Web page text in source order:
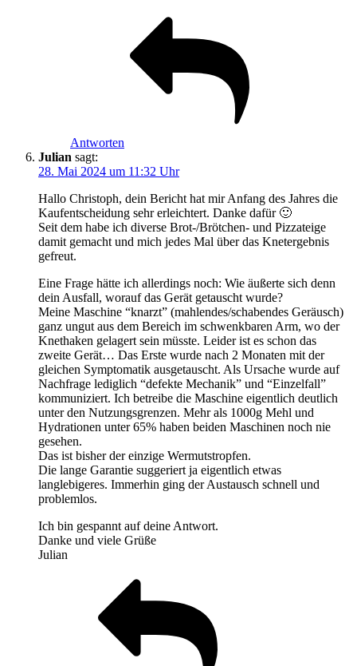
Antworten
Julian sagt:
28. Mai 2024 um 11:32 Uhr
Hallo Christoph, dein Bericht hat mir Anfang des Jahres die
Kaufentscheidung sehr erleichtert. Danke dafür 🙂
Seit dem habe ich diverse Brot-/Brötchen- und Pizzateige
damit gemacht und mich jedes Mal über das Knetergebnis
gefreut.
Eine Frage hätte ich allerdings noch: Wie äußerte sich denn
dein Ausfall, worauf das Gerät getauscht wurde?
Meine Maschine “knarzt” (mahlendes/schabendes Geräusch)
ganz ungut aus dem Bereich im schwenkbaren Arm, wo der
Knethaken gelagert sein müsste. Leider ist es schon das
zweite Gerät… Das Erste wurde nach 2 Monaten mit der
gleichen Symptomatik ausgetauscht. Als Ursache wurde auf
Nachfrage lediglich “defekte Mechanik” und “Einzelfall”
kommuniziert. Ich betreibe die Maschine eigentlich deutlich
unter den Nutzungsgrenzen. Mehr als 1000g Mehl und
Hydrationen unter 65% haben beiden Maschinen noch nie
gesehen.
Das ist bisher der einzige Wermutstropfen.
Die lange Garantie suggeriert ja eigentlich etwas
langlebigeres. Immerhin ging der Austausch schnell und
problemlos.
Ich bin gespannt auf deine Antwort.
Danke und viele Grüße
Julian